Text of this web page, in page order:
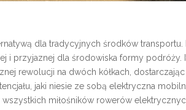
dla tradycyjnych środków transportu.
i przyjaznej dla środowiska formy podróży.
rewolucji na dwóch kółkach,
jaki niesie ze sobą elektryczna
miłośników rowerów